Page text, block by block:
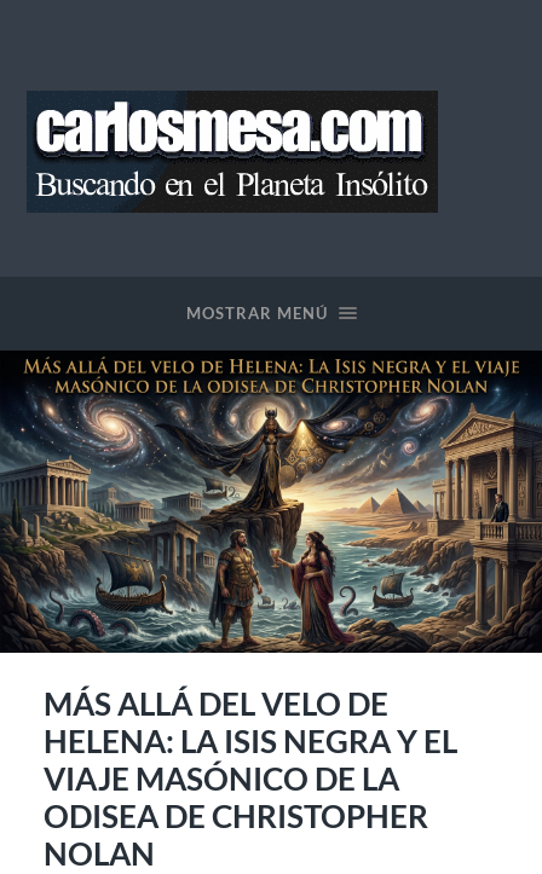
MOSTRAR MENÚ
MÁS ALLÁ DEL VELO DE
HELENA: LA ISIS NEGRA Y EL
VIAJE MASÓNICO DE LA
ODISEA DE CHRISTOPHER
NOLAN